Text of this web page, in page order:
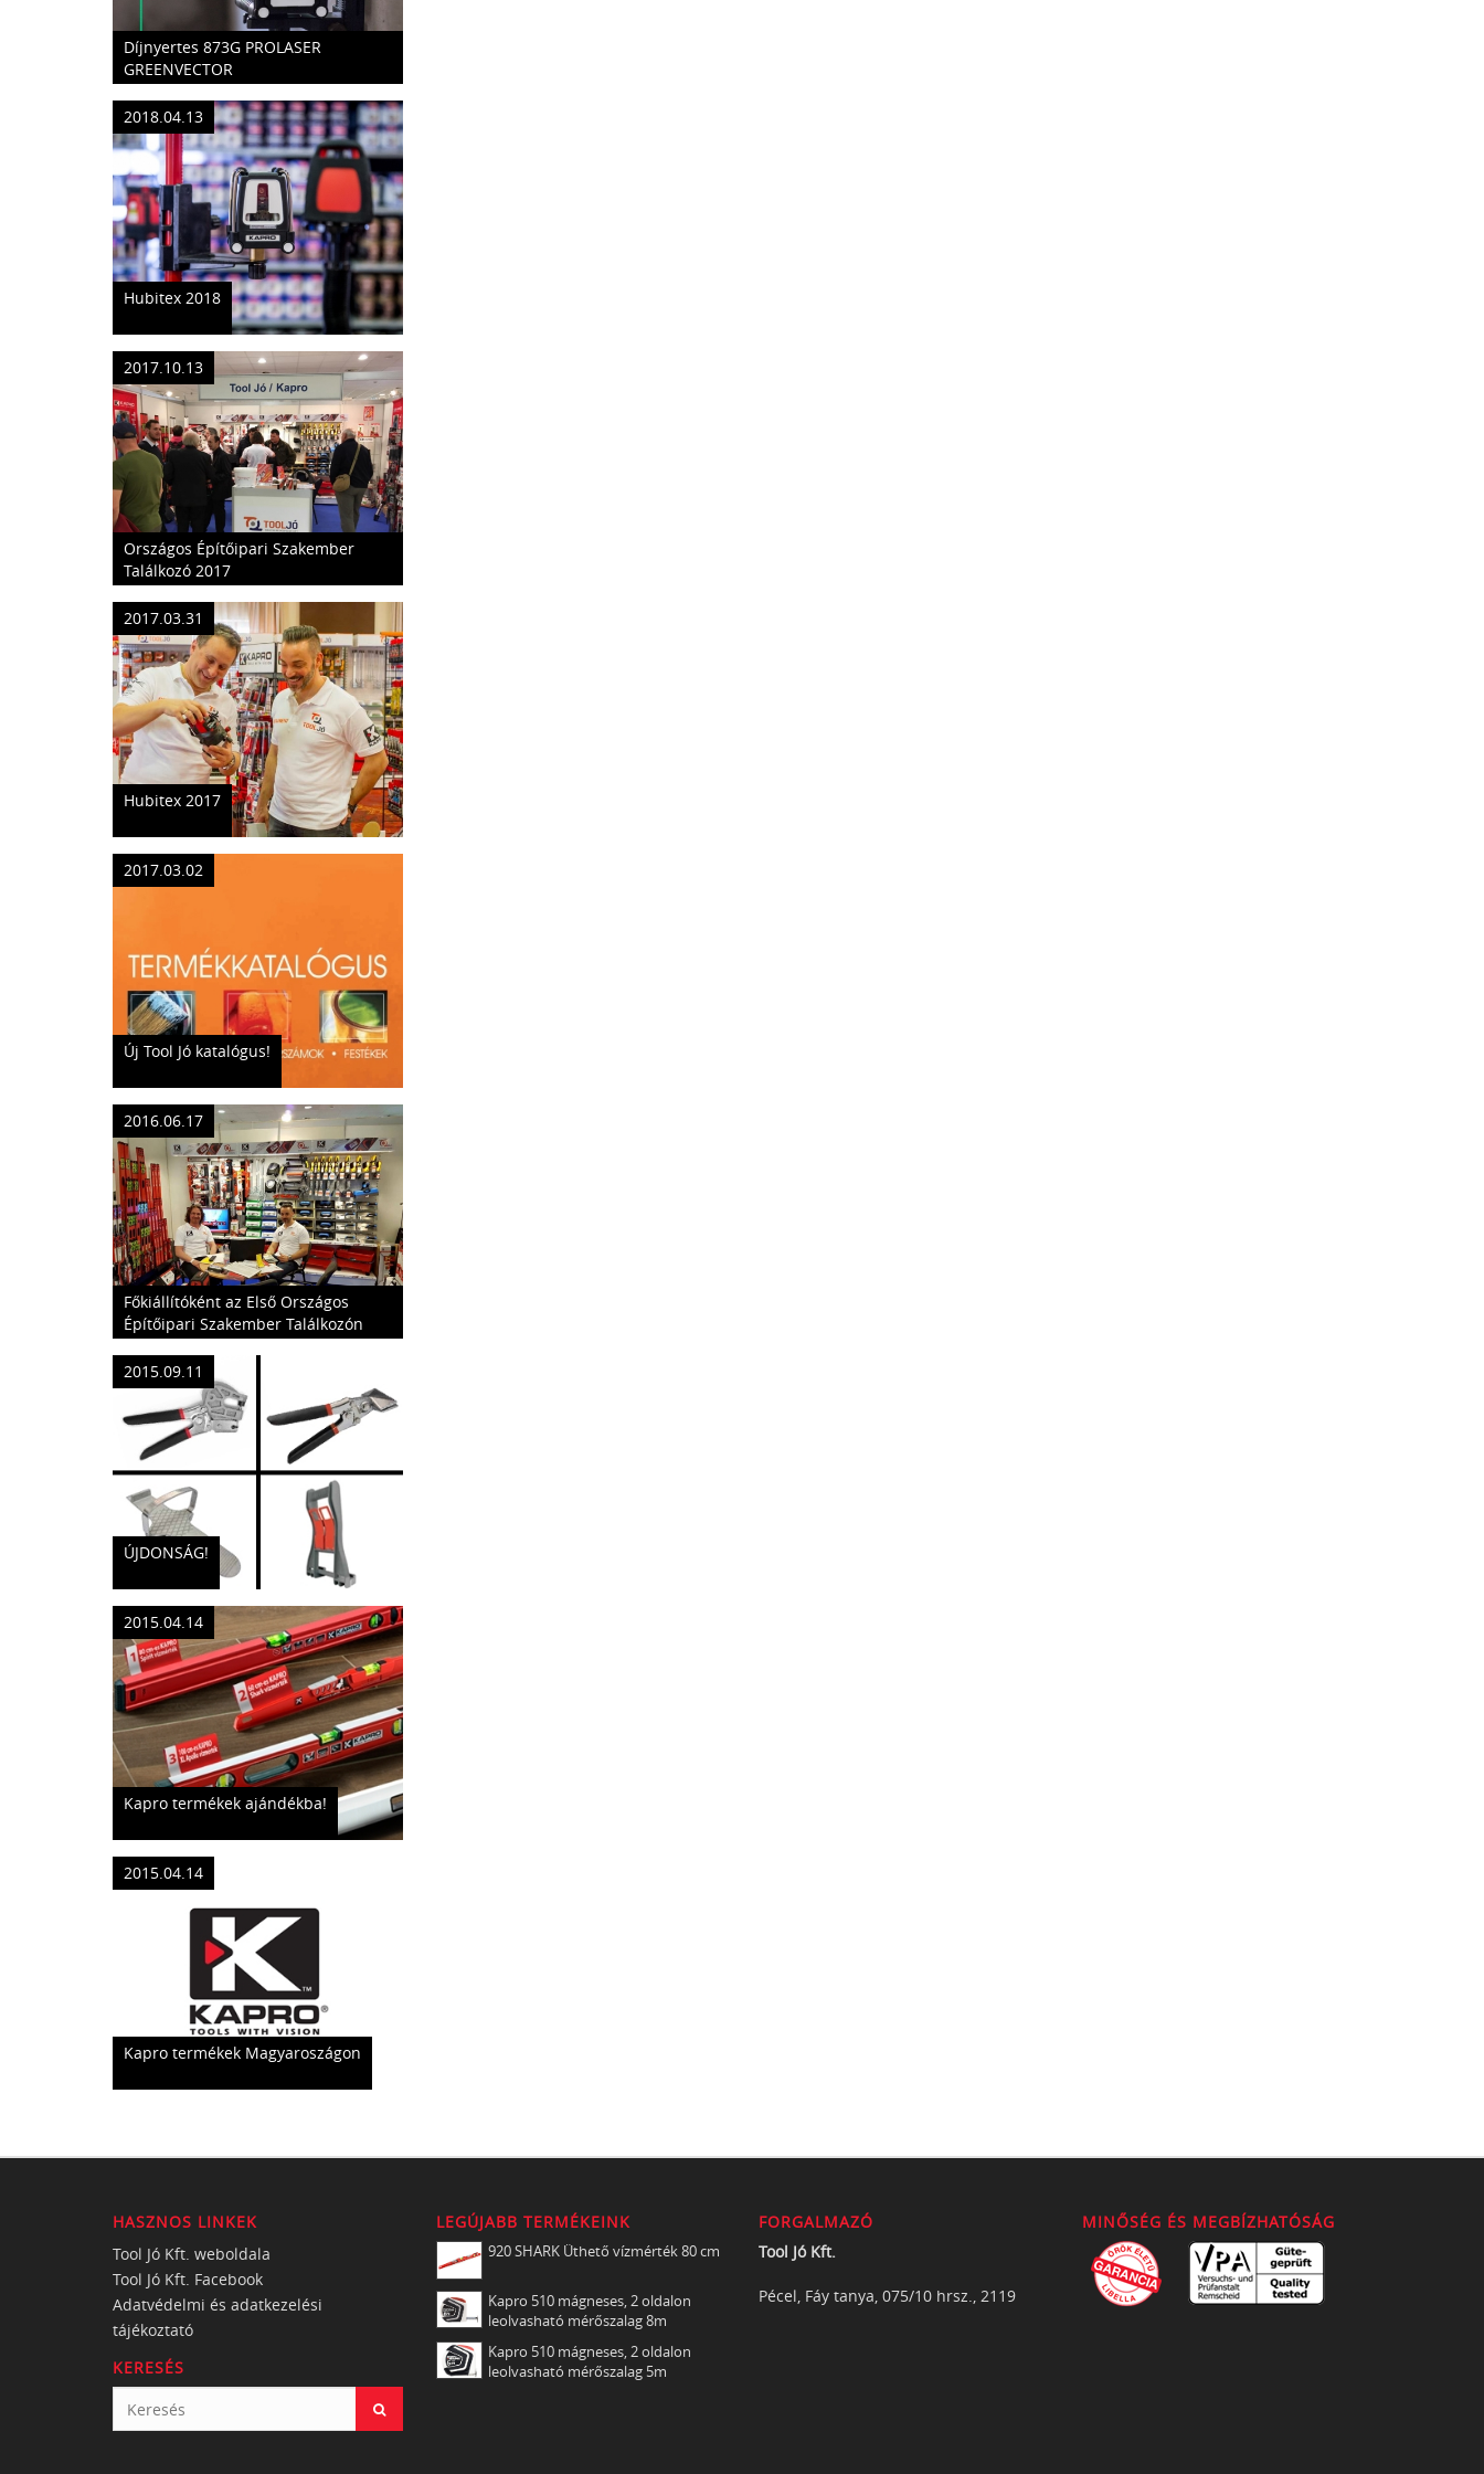
Díjnyertes 873G PROLASER
GREENVECTOR
2018.04.13
Hubitex 2018
2017.10.13
Országos Építőipari Szakember
Találkozó 2017
2017.03.31
Hubitex 2017
2017.03.02
Új Tool Jó katalógus!
2016.06.17
Főkiállítóként az Első Országos
Építőipari Szakember Találkozón
2015.09.11
ÚJDONSÁG!
2015.04.14
Kapro termékek ajándékba!
2015.04.14
Kapro termékek Magyaroszágon
HASZNOS LINKEK
Tool Jó Kft. weboldala
Tool Jó Kft. Facebook
Adatvédelmi és adatkezelési
tájékoztató
KERESÉS
LEGÚJABB TERMÉKEINK
920 SHARK Üthető vízmérték 80 cm
Kapro 510 mágneses, 2 oldalon
leolvasható mérőszalag 8m
Kapro 510 mágneses, 2 oldalon
leolvasható mérőszalag 5m
FORGALMAZÓ
Tool Jó Kft.
Pécel, Fáy tanya, 075/10 hrsz., 2119
MINŐSÉG ÉS MEGBÍZHATÓSÁG